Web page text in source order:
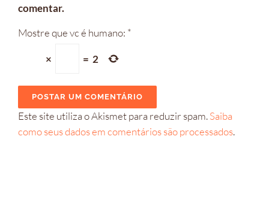
comentar.
Mostre que vc é humano: *
× = 2
Este site utiliza o Akismet para reduzir spam.Saiba
como seus dados em comentários são processados.